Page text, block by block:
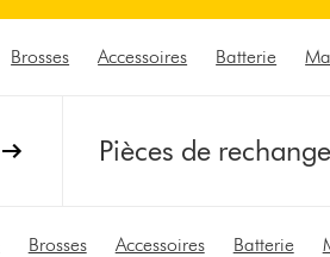
Brosses Accessoires Batterie
Pièces de rechange
Brosses Accessoires Batterie